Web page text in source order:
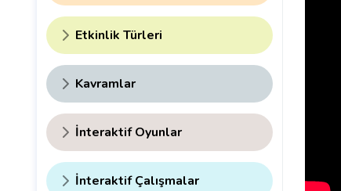
Etkinlik Türleri
Kavramlar
İnteraktif Oyunlar
İnteraktif Çalışmalar